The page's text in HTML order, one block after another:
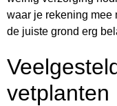
waar je rekening mee
de juiste grond erg
vetplanten